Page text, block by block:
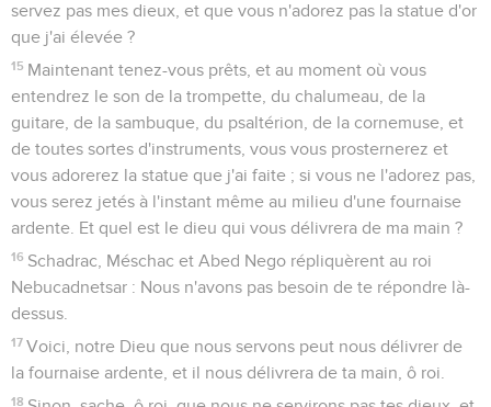
servez pas mes dieux, et que vous n'adorez pas la statue d'or
que j'ai élevée ?
15 Maintenant tenez-vous prêts, et au moment où vous
entendrez le son de la trompette, du chalumeau, de la
guitare, de la sambuque, du psaltérion, de la cornemuse, et
de toutes sortes d'instruments, vous vous prosternerez et
vous adorerez la statue que j'ai faite ; si vous ne l'adorez pas,
vous serez jetés à l'instant même au milieu d'une fournaise
ardente. Et quel est le dieu qui vous délivrera de ma main ?
16 Schadrac, Méschac et Abed Nego répliquèrent au roi
Nebucadnetsar : Nous n'avons pas besoin de te répondre là-
dessus.
17 Voici, notre Dieu que nous servons peut nous délivrer de
la fournaise ardente, et il nous délivrera de ta main, ô roi.
18